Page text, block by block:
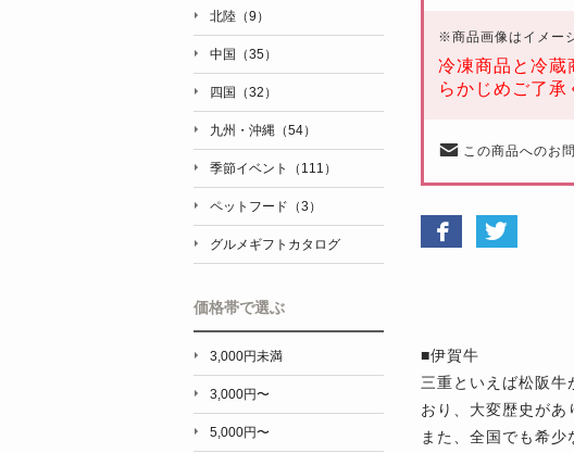
※商品画像はイメー
冷凍商品と冷蔵
らかじめご了承
この商品へのお
■伊賀牛
三重といえば松阪
おり、大変歴史があ
また、全国でも希
北陸（9）
中国（35）
四国（32）
九州・沖縄（54）
季節イベント（111）
ペットフード（3）
グルメギフトカタログ
価格帯で選ぶ
3,000円未満
3,000円〜
5,000円〜